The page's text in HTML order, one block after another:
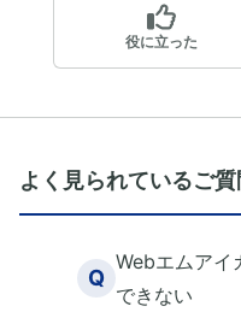
役に立った
よく見られているご質
Q
Webエムアイ
できない